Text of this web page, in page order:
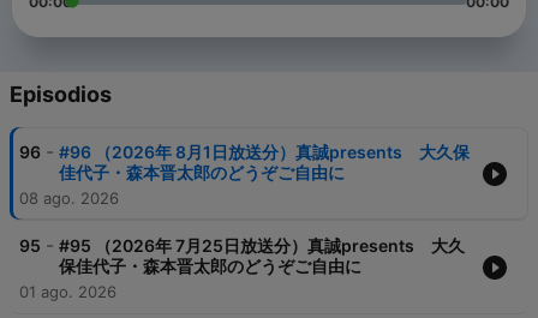
Episodios
96 - #96 （2026年 8月1日放送分）真誠presents 大久保
佳代子・森本晋太郎のどうぞご自由に
08 ago. 2026
95 - #95 （2026年 7月25日放送分）真誠presents 大久
保佳代子・森本晋太郎のどうぞご自由に
01 ago. 2026